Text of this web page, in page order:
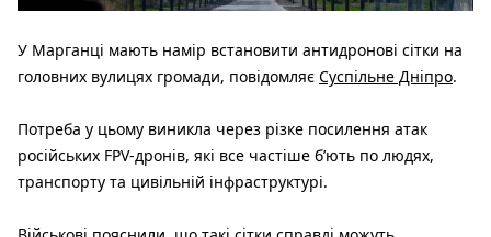
У Марганці мають намір встановити антидронові сітки на
головних вулицях громади, повідомляє Суспільне Дніпро.
Потреба у цьому виникла через різке посилення атак
російських FPV-дронів, які все частіше б’ють по людях,
транспорту та цивільній інфраструктурі.